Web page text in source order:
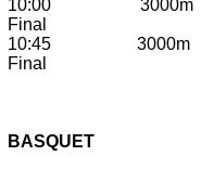
10:00 3000m
Final Victoria
10:45 3000m
Final
BASQUET